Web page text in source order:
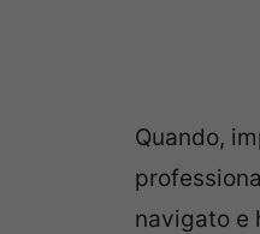
Quando,
navigato e